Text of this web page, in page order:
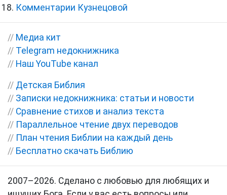
Комментарии Кузнецовой
// Медиа кит
// Telegram недокнижника
// Наш YouTube канал
// Детская Библия
// Записки недокнижника: статьи и новости
// Сравнение стихов и анализ текста
// Параллельное чтение двух переводов
// План чтения Библии на каждый день
// Бесплатно скачать Библию
2007–2026. Сделано с любовью для любящих и